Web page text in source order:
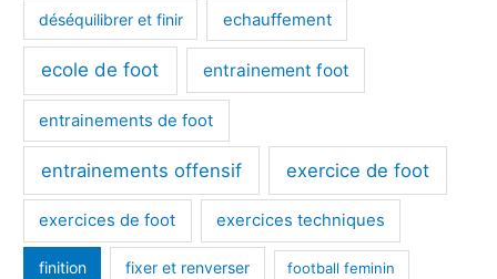
déséquilibrer et finir echauffement
ecole de foot entrainement foot
entrainements de foot
entrainements offensif exercice de foot
exercices de foot exercices techniques
finition fixer et renverser football feminin